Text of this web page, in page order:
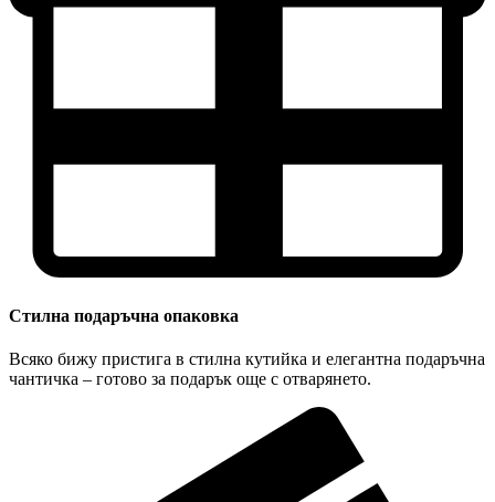
Стилна подаръчна опаковка
Всяко бижу пристига в стилна кутийка и елегантна подаръчна
чантичка – готово за подарък още с отварянето.